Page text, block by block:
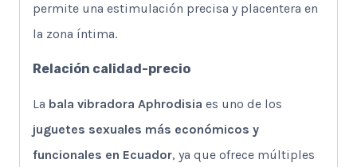
permite una estimulación precisa y placentera en
la zona íntima.
Relación calidad-precio
La bala vibradora Aphrodisia es uno de los
juguetes sexuales más económicos y
funcionales en Ecuador, ya que ofrece múltiples